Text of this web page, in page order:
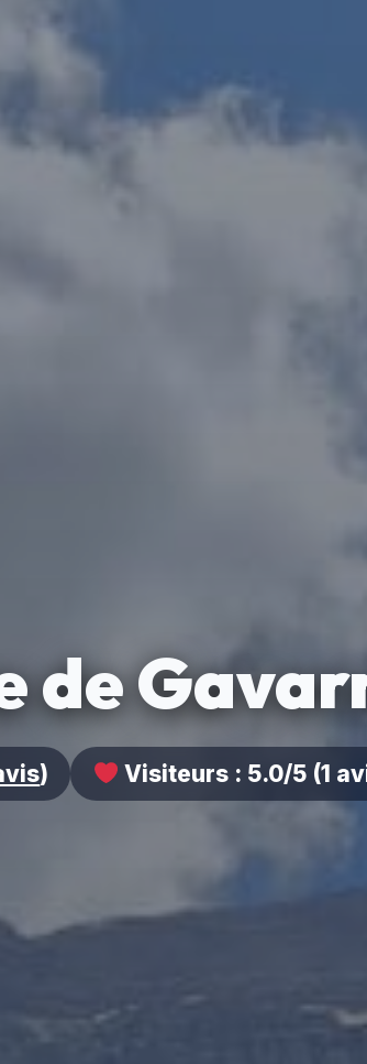
de
) Visiteurs : 5.0/5 (1